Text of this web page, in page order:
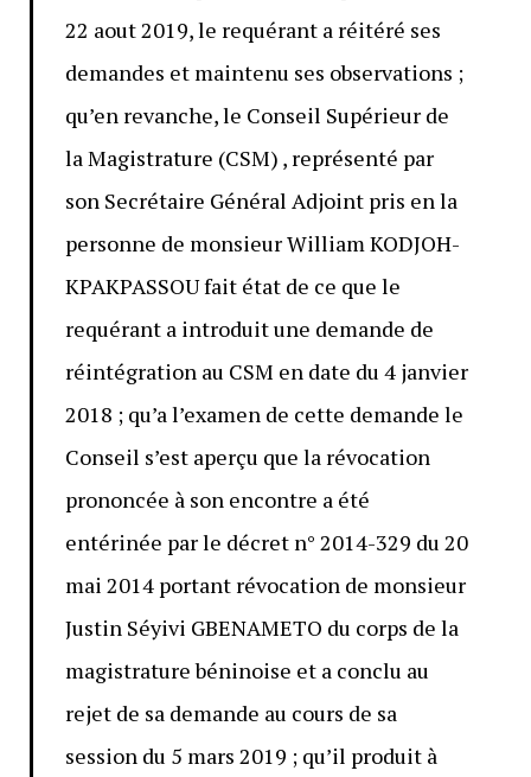
22 aout 2019, le requérant a réitéré ses
demandes et maintenu ses observations ;
qu’en revanche, le Conseil Supérieur de
la Magistrature (CSM) , représenté par
son Secrétaire Général Adjoint pris en la
personne de monsieur William KODJOH-
KPAKPASSOU fait état de ce que le
requérant a introduit une demande de
réintégration au CSM en date du 4 janvier
2018 ; qu’a l’examen de cette demande le
Conseil s’est aperçu que la révocation
prononcée à son encontre a été
entérinée par le décret n° 2014-329 du 20
mai 2014 portant révocation de monsieur
Justin Séyivi GBENAMETO du corps de la
magistrature béninoise et a conclu au
rejet de sa demande au cours de sa
session du 5 mars 2019 ; qu’il produit à